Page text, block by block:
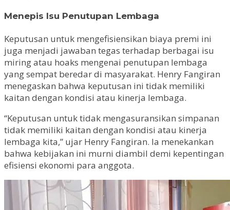
Menepis Isu Penutupan Lembaga
Keputusan untuk mengefisiensikan biaya premi ini
juga menjadi jawaban tegas terhadap berbagai isu
miring atau hoaks mengenai penutupan lembaga
yang sempat beredar di masyarakat. Henry Fangiran
menegaskan bahwa keputusan ini tidak memiliki
kaitan dengan kondisi atau kinerja lembaga.
“Keputusan untuk tidak mengasuransikan simpanan
tidak memiliki kaitan dengan kondisi atau kinerja
lembaga kita,” ujar Henry Fangiran. Ia menekankan
bahwa kebijakan ini murni diambil demi kepentingan
efisiensi ekonomi para anggota.